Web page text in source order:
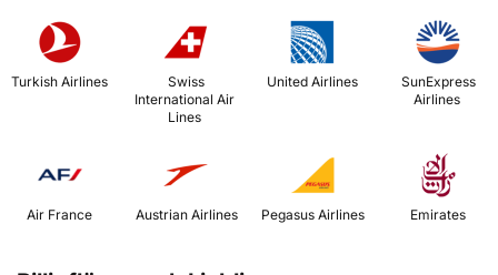
Turkish Airlines
International Air
Lines
United Airlines
Airlines
Air France Austrian Airlines Emirates